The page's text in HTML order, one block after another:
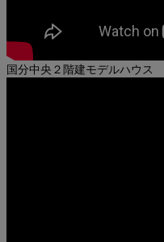
国分中央２階建モデルハウス